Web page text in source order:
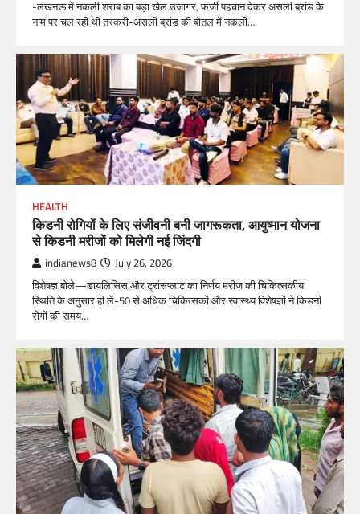
-लखनऊ में नकली शराब का बड़ा खेल उजागर, फर्जी पहचान देकर असली ब्रांड के
नाम पर चल रही थी तस्करी-असली ब्रांड की बोतल में नकली…
HEALTH
किडनी रोगियों के लिए संजीवनी बनी जागरूकता, आयुष्मान योजना
से किडनी मरीजों को मिलेगी नई जिंदगी
indianews8 July 26, 2026
विशेषज्ञ बोले—डायलिसिस और ट्रांसप्लांट का निर्णय मरीज की चिकित्सकीय
स्थिति के अनुसार ही लें-50 से अधिक चिकित्सकों और स्वास्थ्य विशेषज्ञों ने किडनी
रोगों की समय…